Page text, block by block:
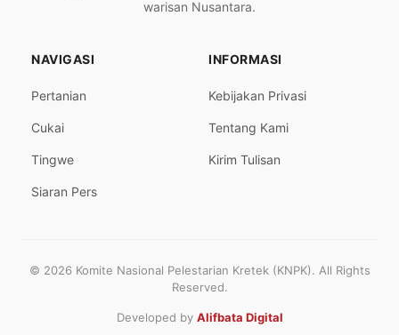
warisan Nusantara.
NAVIGASI
Pertanian
Cukai
Tingwe
Siaran Pers
INFORMASI
Kebijakan Privasi
Tentang Kami
Kirim Tulisan
© 2026 Komite Nasional Pelestarian Kretek (KNPK). All Rights
Reserved.
Developed by Alifbata Digital